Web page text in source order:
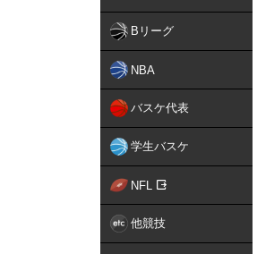
Bリーグ
NBA
バスケ代表
学生バスケ
NFL
他競技